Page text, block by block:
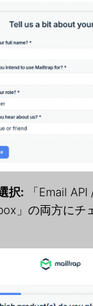
択: 「Email
」の両方にチ